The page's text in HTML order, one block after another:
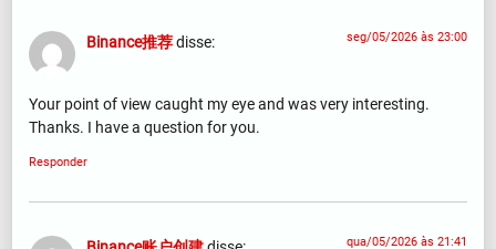
Binance推荐disse: seg/05/2026 às 23:00
Your point of view caught my eye and was very interesting.
Thanks. I have a question for you.
Responder
qua/05/2026 às 21:41